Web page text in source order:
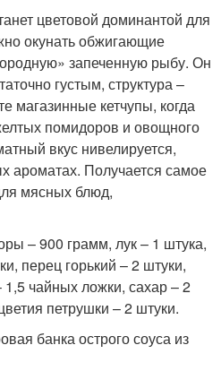
цветовой доминантой для
окунать обжигающие
запеченную рыбу. Он
густым, структура –
магазинные кетчупы, когда
помидоров и овощного
вкус нивелируется,
ароматах. Получается самое
мясных блюд,
– 900 грамм, лук – 1 штука,
перец горький – 2 штуки,
1,5 чайных ложки, сахар – 2
петрушки – 2 штуки.
банка острого соуса из